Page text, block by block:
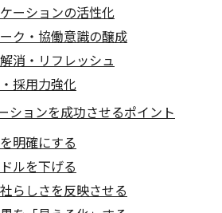
ーションの活性化
ク・協働意識の醸成
消・リフレッシュ
採用力強化
ションを成功させるポイント
明確にする
ルを下げる
らしさを反映させる